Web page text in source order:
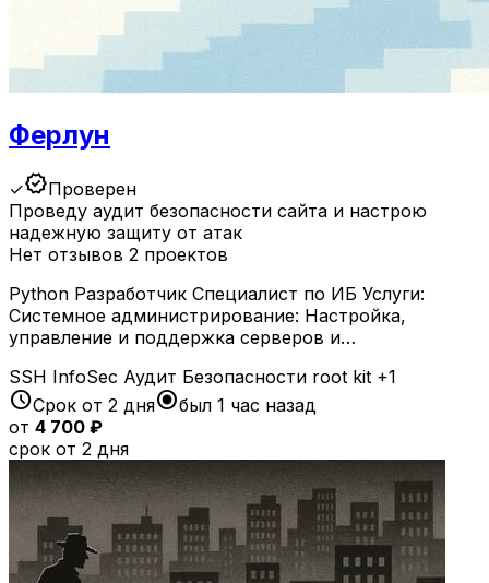
Ферлун
✓verifiedПроверен
Проведу аудит безопасности сайта и настрою
надежную защиту от атак
Нет отзывов 2 проектов
Python Разработчик Специалист по ИБ Услуги:
Системное администрирование: Настройка,
управление и поддержка серверов и…
SSH InfoSec Аудит Безопасности root kit +1
scheduleСрок от 2 дняradio_button_checkedбыл 1 час назад
от 4 700 ₽
срок от 2 дня